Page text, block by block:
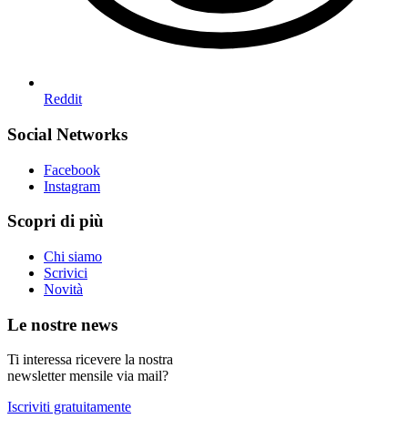
Reddit
Social Networks
Facebook
Instagram
Scopri di più
Chi siamo
Scrivici
Novità
Le nostre news
Ti interessa ricevere la nostra
newsletter mensile via mail?
Iscriviti gratuitamente